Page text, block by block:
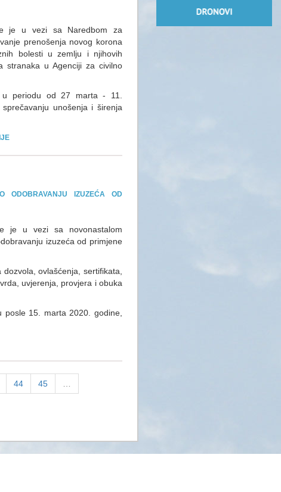
je u vezi sa Naredbom za
prenošenja novog korona
bolesti u zemlju i njihovih
stranaka u Agenciji za civilno
periodu od 27 marta - 11.
unošenja i širenja
ODOBRAVANJU IZUZEĆA OD
je u vezi sa novonastalom
izuzeća od primjene
ovlašćenja, sertifikata,
uvjerenja, provjera i obuka
15. marta 2020. godine,
44 45